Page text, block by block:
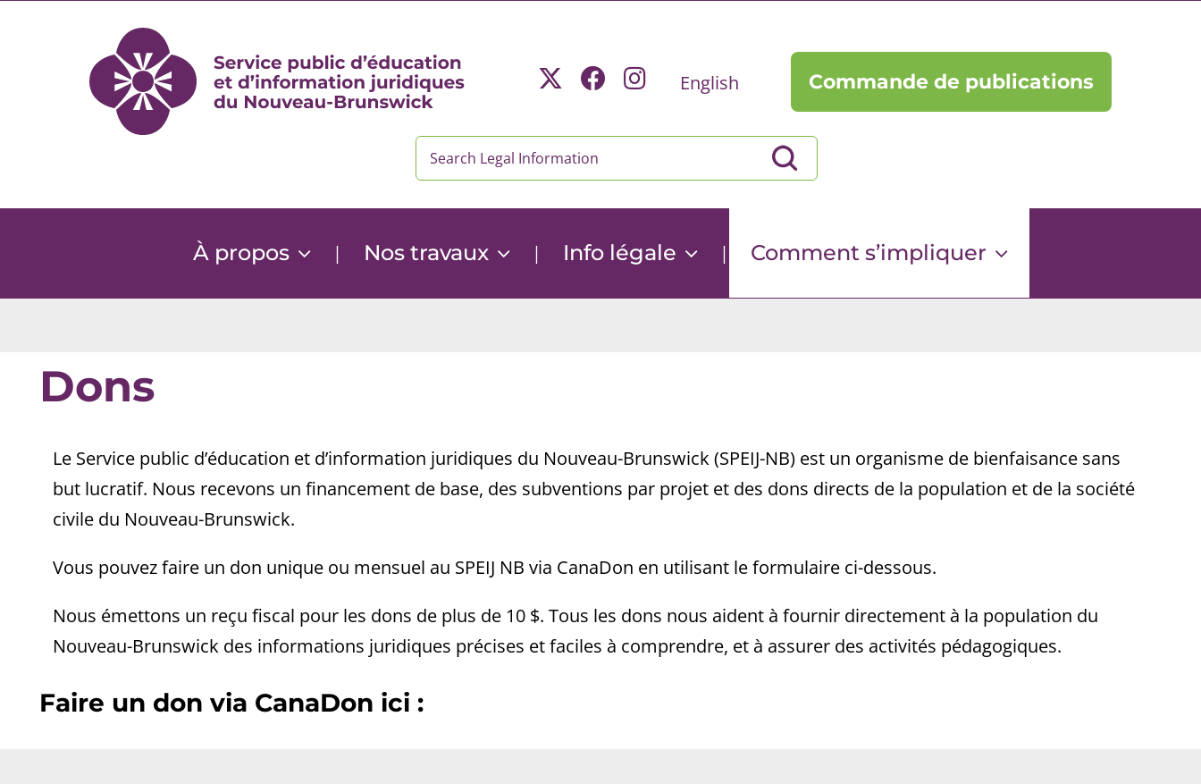
English Commande de publications
À propos | Nos travaux | Info légale | Comment s’impliquer
Dons
Le Service public d’éducation et d’information juridiques du Nouveau-Brunswick (SPEIJ-NB) est un organisme de bienfaisance sans
but lucratif. Nous recevons un financement de base, des subventions par projet et des dons directs de la population et de la société
civile du Nouveau-Brunswick.
Vous pouvez faire un don unique ou mensuel au SPEIJ NB via CanaDon en utilisant le formulaire ci-dessous.
Nous émettons un reçu fiscal pour les dons de plus de 10 $. Tous les dons nous aident à fournir directement à la population du
Nouveau-Brunswick des informations juridiques précises et faciles à comprendre, et à assurer des activités pédagogiques.
Faire un don via CanaDon ici :